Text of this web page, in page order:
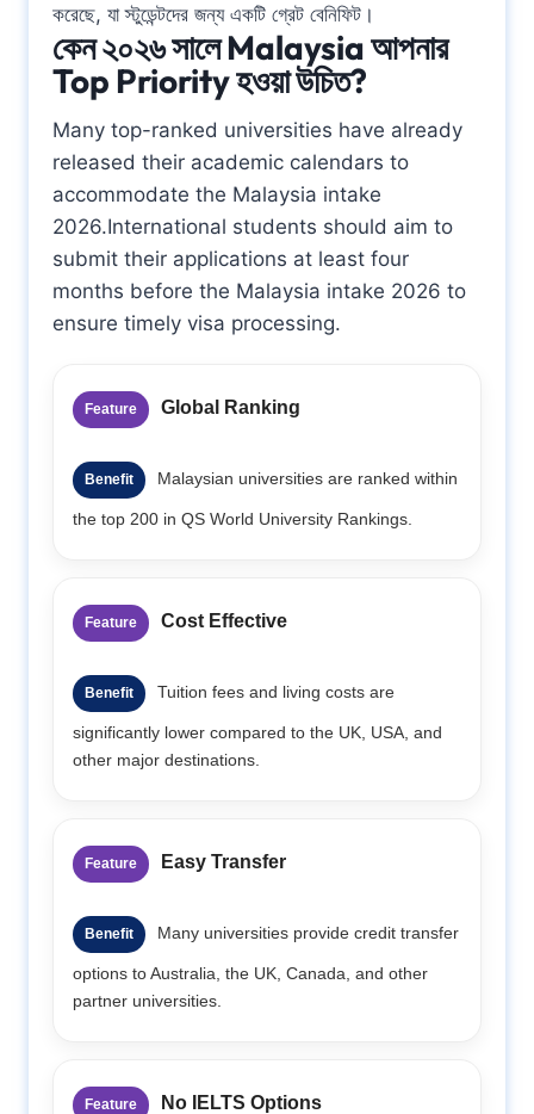
করেছে, যা স্টুডেন্টদের জন্য একটি গ্রেট বেনিফিট।
কেন ২০২৬ সালে Malaysia আপনার
Top Priority হওয়া উচিত?
Many top-ranked universities have already
released their academic calendars to
accommodate the Malaysia intake
2026.International students should aim to
submit their applications at least four
months before the Malaysia intake 2026 to
ensure timely visa processing.
Feature Global Ranking
Benefit Malaysian universities are ranked within
the top 200 in QS World University Rankings.
Feature Cost Effective
Benefit Tuition fees and living costs are
significantly lower compared to the UK, USA, and
other major destinations.
Feature Easy Transfer
Benefit Many universities provide credit transfer
options to Australia, the UK, Canada, and other
partner universities.
Feature No IELTS Options